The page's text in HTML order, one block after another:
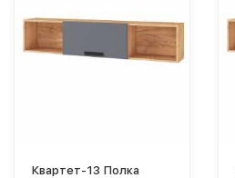
Квартет-13 Полка